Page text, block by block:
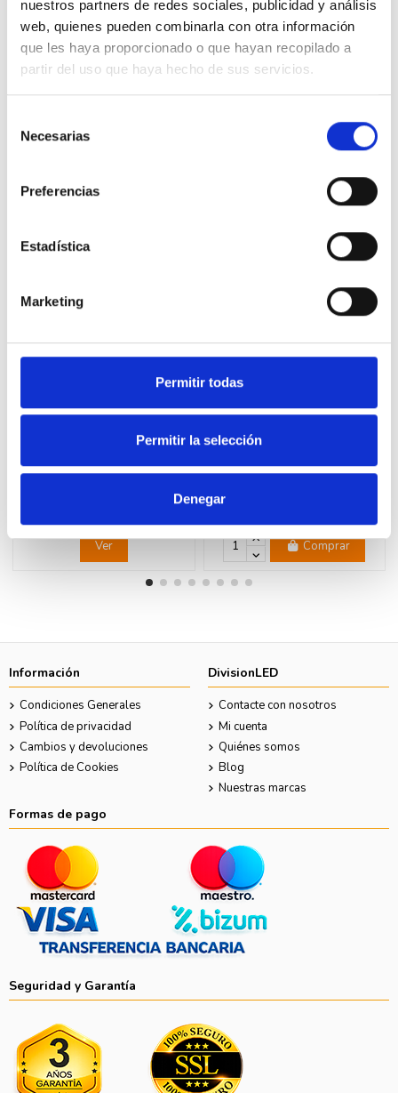
nuestros partners de redes sociales, publicidad y análisis
web, quienes pueden combinarla con otra información
que les haya proporcionado o que hayan recopilado a
partir del uso que haya hecho de sus servicios.
Necesarias
Preferencias
Estadística
Marketing
Permitir todas
Permitir la selección
Denegar
Toma 2P + TT espiga Francia
Detalles del producto
16 productos en la misma categoría:
TV/FM/SAT LEGRAND MOSAIC
Ver
EasyLed 2 módulos 6A blanco
Comprar
Información
Condiciones Generales
Política de privacidad
Cambios y devoluciones
Política de Cookies
DivisionLED
Contacte con nosotros
Mi cuenta
Quiénes somos
Blog
Nuestras marcas
Formas de pago
Seguridad y Garantía